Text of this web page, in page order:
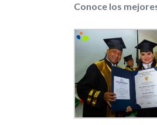
Conoce los